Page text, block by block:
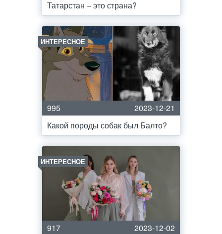
Татарстан – это страна?
ИНТЕРЕСНОЕ
995
2023-12-21
Какой породы собак был Балто?
ИНТЕРЕСНОЕ
917
2023-12-02